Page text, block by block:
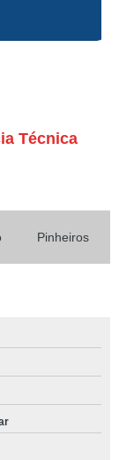
Técnica
Pinheiros